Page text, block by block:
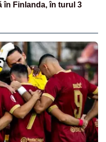
în Finlanda, în turul 3